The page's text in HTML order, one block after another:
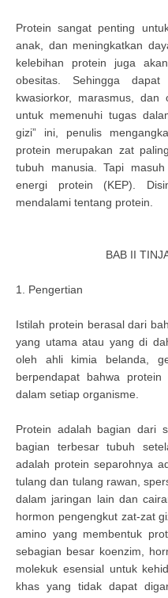
Protein sangat penting
anak, dan meningkatkan
kelebihan protein juga
obesitas. Sehingga dapat
kwasiorkor, marasmus,
untuk memenuhi tugas
gizi” ini, penulis
protein merupakan zat
tubuh manusia. Tapi
energi protein (KEP).
mendalami tentang protein.
BAB II
1. Pengertian
Istilah protein berasal dari
yang utama atau yang di
oleh ahli kimia belanda,
berpendapat bahwa
dalam setiap organisme.
Protein adalah bagian dari
bagian terbesar tubuh
adalah protein separohnya
tulang dan tulang rawan,
dalam jaringan lain dan
hormon pengengkut zat-zat
amino yang membentuk
sebagian besar koenzim,
molekuk esensial untuk
khas yang tidak dapat